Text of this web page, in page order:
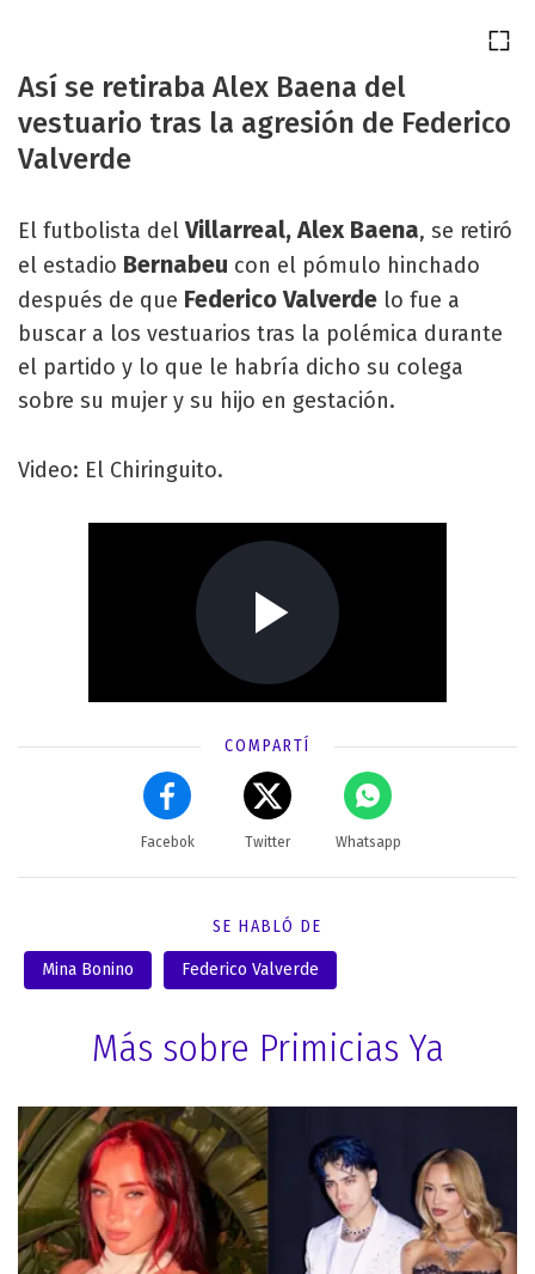
Así se retiraba Alex Baena del
vestuario tras la agresión de Federico
Valverde
El futbolista delVillarreal, Alex Baena, se retiró
el estadio Bernabeu con el pómulo hinchado
después de que Federico Valverde lo fue a
buscar a los vestuarios tras la polémica durante
el partido y lo que le habría dicho su colega
sobre su mujer y su hijo en gestación.
Video: El Chiringuito.
COMPARTÍ
Facebok Twitter Whatsapp
SE HABLÓ DE
Mina Bonino Federico Valverde
Más sobre Primicias Ya